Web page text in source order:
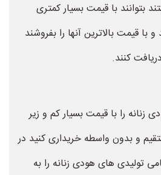
با قیمت بسیار کمتری
با قیمت بالاترین آنها را بفروشند
کنند.
زنانه را با قیمت بسیار کم و زیر
و بدون واسطه خریداری کنید در
تولیدی های هودی زنانه را به